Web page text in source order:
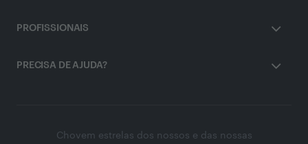
PROFISSIONAIS
PRECISA DE AJUDA?
Chovem estrelas dos nossos e das nossas